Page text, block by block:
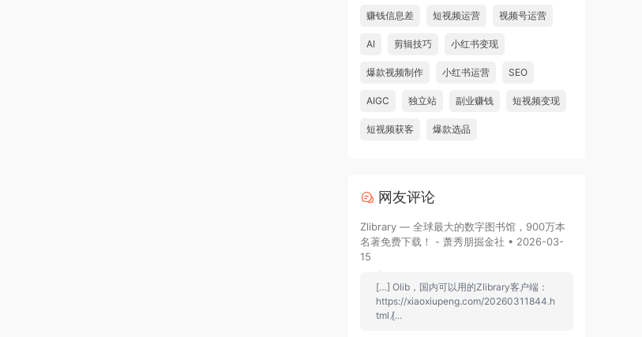
赚钱信息差 短视频运营 视频号运营
AI 剪辑技巧 小红书变现
爆款视频制作 小红书运营 SEO
AIGC 独立站 副业赚钱 短视频变现
短视频获客 爆款选品
网友评论
Zlibrary — 全球最大的数字图书馆，900万本
名著免费下载！ - 萧秀朋掘金社 • 2026-03-
15
[…] Olib，国内可以用的Zlibrary客户端：
https://xiaoxiupeng.com/20260311844.h
tml [̷...